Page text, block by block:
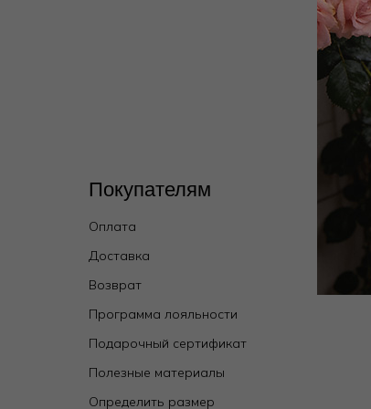
Покупателям
Оплата
Доставка
Возврат
Программа лояльности
Подарочный сертификат
Полезные материалы
Определить размер